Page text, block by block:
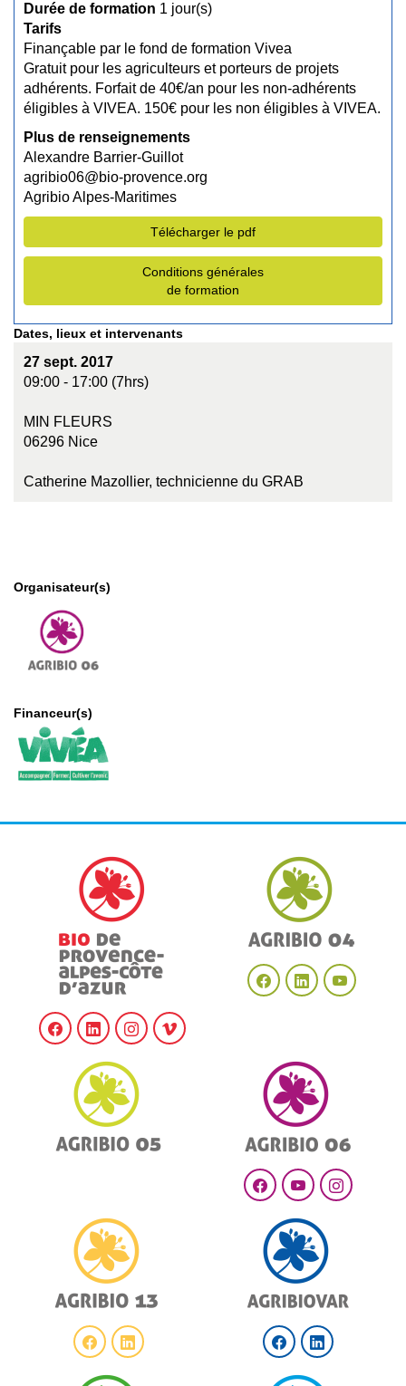
Durée de formation 1 jour(s)
Tarifs
Finançable par le fond de formation Vivea
Gratuit pour les agriculteurs et porteurs de projets
adhérents. Forfait de 40€/an pour les non-adhérents
éligibles à VIVEA. 150€ pour les non éligibles à VIVEA.
Plus de renseignements
Alexandre Barrier-Guillot
agribio06@bio-provence.org
Agribio Alpes-Maritimes
Télécharger le pdf
Conditions générales
de formation
Dates, lieux et intervenants
27 sept. 2017
09:00 - 17:00 (7hrs)
MIN FLEURS
06296 Nice
Catherine Mazollier, technicienne du GRAB
Organisateur(s)
Financeur(s)